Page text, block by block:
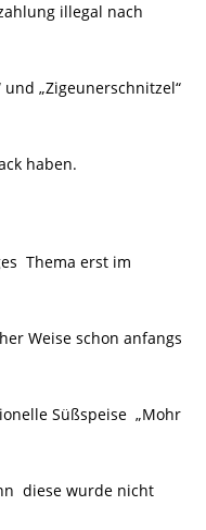
illegal nach
„Zigeunerschnitzel“
haben.
Thema erst im
Weise schon anfangs
Süßspeise „Mohr
diese wurde nicht